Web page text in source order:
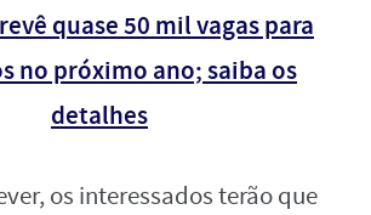
quase 50 mil vagas para
no próximo ano; saiba os
detalhes
os interessados terão que